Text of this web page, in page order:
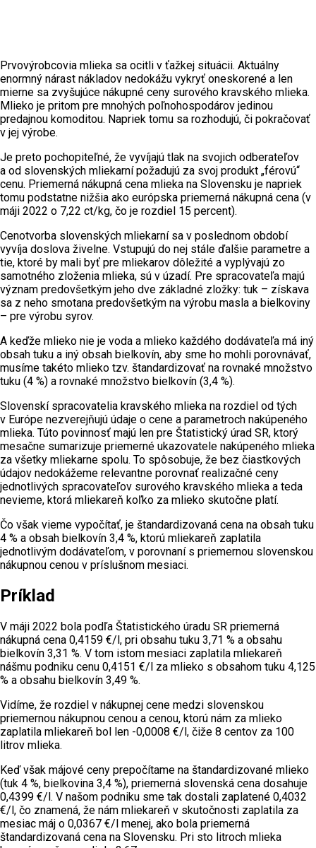
Prvovýrobcovia mlieka sa ocitli v ťažkej situácii. Aktuálny
enormný nárast nákladov nedokážu vykryť oneskorené a len
mierne sa zvyšujúce nákupné ceny surového kravského mlieka.
Mlieko je pritom pre mnohých poľnohospodárov jedinou
predajnou komoditou. Napriek tomu sa rozhodujú, či pokračovať
v jej výrobe.
Je preto pochopiteľné, že vyvíjajú tlak na svojich odberateľov
a od slovenských mliekarní požadujú za svoj produkt „férovú“
cenu. Priemerná nákupná cena mlieka na Slovensku je napriek
tomu podstatne nižšia ako európska priemerná nákupná cena (v
máji 2022 o 7,22 ct/kg, čo je rozdiel 15 percent).
Cenotvorba slovenských mliekarní sa v poslednom období
vyvíja doslova živelne. Vstupujú do nej stále ďalšie parametre a
tie, ktoré by mali byť pre mliekarov dôležité a vyplývajú zo
samotného zloženia mlieka, sú v úzadí. Pre spracovateľa majú
význam predovšetkým jeho dve základné zložky: tuk – získava
sa z neho smotana predovšetkým na výrobu masla a bielkoviny
– pre výrobu syrov.
A keďže mlieko nie je voda a mlieko každého dodávateľa má iný
obsah tuku a iný obsah bielkovín, aby sme ho mohli porovnávať,
musíme takéto mlieko tzv. štandardizovať na rovnaké množstvo
tuku (4 %) a rovnaké množstvo bielkovín (3,4 %).
Slovenskí spracovatelia kravského mlieka na rozdiel od tých
v Európe nezverejňujú údaje o cene a parametroch nakúpeného
mlieka. Túto povinnosť majú len pre Štatistický úrad SR, ktorý
mesačne sumarizuje priemerné ukazovatele nakúpeného mlieka
za všetky mliekarne spolu. To spôsobuje, že bez čiastkových
údajov nedokážeme relevantne porovnať realizačné ceny
jednotlivých spracovateľov surového kravského mlieka a teda
nevieme, ktorá mliekareň koľko za mlieko skutočne platí.
Čo však vieme vypočítať, je štandardizovaná cena na obsah tuku
4 % a obsah bielkovín 3,4 %, ktorú mliekareň zaplatila
jednotlivým dodávateľom, v porovnaní s priemernou slovenskou
nákupnou cenou v príslušnom mesiaci.
Príklad
V máji 2022 bola podľa Štatistického úradu SR priemerná
nákupná cena 0,4159 €/l, pri obsahu tuku 3,71 % a obsahu
bielkovín 3,31 %. V tom istom mesiaci zaplatila mliekareň
nášmu podniku cenu 0,4151 €/l za mlieko s obsahom tuku 4,125
% a obsahu bielkovín 3,49 %.
Vidíme, že rozdiel v nákupnej cene medzi slovenskou
priemernou nákupnou cenou a cenou, ktorú nám za mlieko
zaplatila mliekareň bol len -0,0008 €/l, čiže 8 centov za 100
litrov mlieka.
Keď však májové ceny prepočítame na štandardizované mlieko
(tuk 4 %, bielkovina 3,4 %), priemerná slovenská cena dosahuje
0,4399 €/l. V našom podniku sme tak dostali zaplatené 0,4032
€/l, čo znamená, že nám mliekareň v skutočnosti zaplatila za
mesiac máj o 0,0367 €/l menej, ako bola priemerná
štandardizovaná cena na Slovensku. Pri sto litroch mlieka